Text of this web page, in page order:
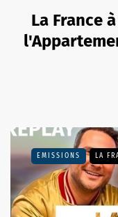
La France
EMISSIONS LA